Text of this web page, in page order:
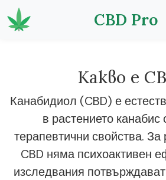
CBD Pro
Какво е
Канабидиол (CBD) е
в растението канабис
терапевтични свойства. За
CBD няма психоактивен
изследвания